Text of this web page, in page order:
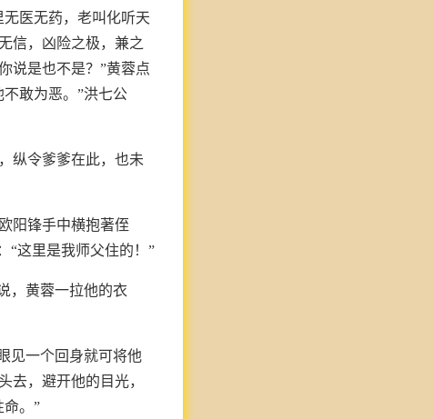
医无药，老叫化听天
信，凶险之极，兼之
说是也不是？”黄蓉点
敢为恶。”洪七公
纵令爹爹在此，也未
阳锋手中横抱著侄
“这里是我师父住的！”
，黄蓉一拉他的衣
见一个回身就可将他
去，避开他的目光，
。”